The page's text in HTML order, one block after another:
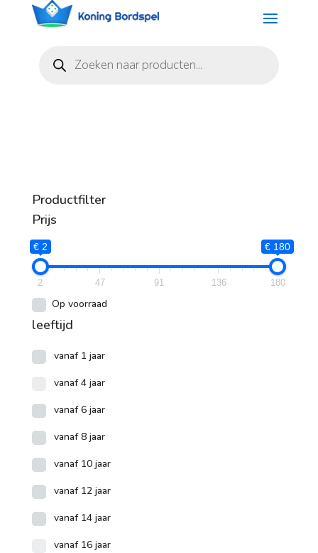
zoeken
Productfilter
Prijs
€ 2 € 180
2 47 91 136 180
Op voorraad
leeftijd
vanaf 1 jaar
vanaf 4 jaar
vanaf 6 jaar
vanaf 8 jaar
vanaf 10 jaar
vanaf 12 jaar
vanaf 14 jaar
vanaf 16 jaar